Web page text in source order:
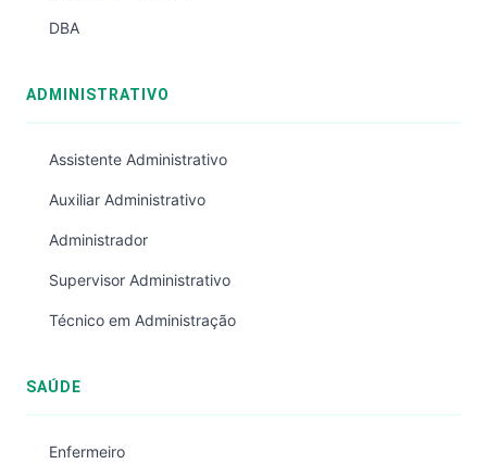
DBA
ADMINISTRATIVO
Assistente Administrativo
Auxiliar Administrativo
Administrador
Supervisor Administrativo
Técnico em Administração
SAÚDE
Enfermeiro